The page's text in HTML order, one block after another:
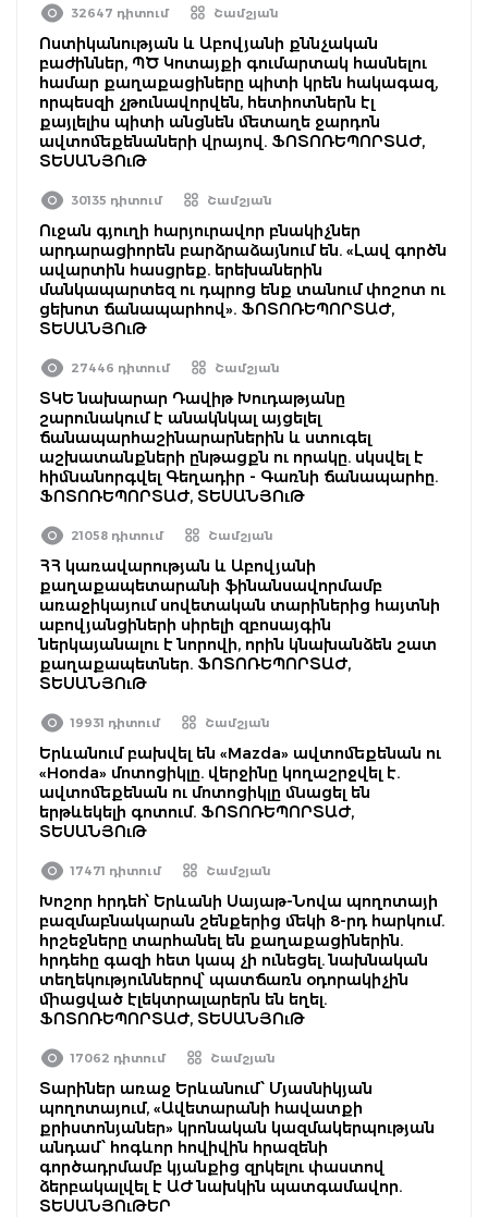
32647 դիտում Շամշյան
Ոստիկանության և Աբովյանի քննչական
բաժիններ, ՊԾ Կոտայքի գումարտակ հասնելու
համար քաղաքացիները պիտի կրեն հակագազ,
որպեսզի չթունավորվեն, հետիոտներն էլ
քայլելիս պիտի անցնեն մետաղե ջարդոն
ավտոմեքենաների վրայով. ՖՈՏՈՌԵՊՈՐՏԱԺ,
ՏԵՍԱՆՅՈւԹ
30135 դիտում Շամշյան
Ուջան գյուղի հարյուրավոր բնակիչներ
արդարացիորեն բարձրաձայնում են. «Լավ գործն
ավարտին հասցրեք. երեխաներին
մանկապարտեզ ու դպրոց ենք տանում փոշոտ ու
ցեխոտ ճանապարհով». ՖՈՏՈՌԵՊՈՐՏԱԺ,
ՏԵՍԱՆՅՈւԹ
27446 դիտում Շամշյան
ՏԿԵ նախարար Դավիթ Խուդաթյանը
շարունակում է անակնկալ այցելել
ճանապարհաշինարարներին և ստուգել
աշխատանքների ընթացքն ու որակը. սկսվել է
հիմնանորգվել Գեղադիր - Գառնի ճանապարհը.
ՖՈՏՈՌԵՊՈՐՏԱԺ, ՏԵՍԱՆՅՈւԹ
21058 դիտում Շամշյան
ՀՀ կառավարության և Աբովյանի
քաղաքապետարանի ֆինանսավորմամբ
առաջիկայում սովետական տարիներից հայտնի
աբովյանցիների սիրելի զբոսայգին
ներկայանալու է նորովի, որին կնախանձեն շատ
քաղաքապետներ. ՖՈՏՈՌԵՊՈՐՏԱԺ,
ՏԵՍԱՆՅՈւԹ
19931 դիտում Շամշյան
Երևանում բախվել են «Mazda» ավտոմեքենան ու
«Honda» մոտոցիկլը. վերջինը կողաշրջվել է.
ավտոմեքենան ու մոտոցիկլը մնացել են
երթևեկելի գոտում. ՖՈՏՈՌԵՊՈՐՏԱԺ,
ՏԵՍԱՆՅՈւԹ
17471 դիտում Շամշյան
Խոշոր հրդեհ՝ Երևանի Սայաթ-Նովա պողոտայի
բազմաբնակարան շենքերից մեկի 8-րդ հարկում.
հրշեջները տարհանել են քաղաքացիներին.
հրդեհը գազի հետ կապ չի ունեցել. նախնական
տեղեկություններով՝ պատճառն օդորակիչին
միացված էլեկտրալարերն են եղել.
ՖՈՏՈՌԵՊՈՐՏԱԺ, ՏԵՍԱՆՅՈւԹ
17062 դիտում Շամշյան
Տարիներ առաջ Երևանում՝ Մյասնիկյան
պողոտայում, «Ավետարանի հավատքի
քրիստոնյաներ» կրոնական կազմակերպության
անդամ՝ հոգևոր հովիվին հրազենի
գործադրմամբ կյանքից զրկելու փաստով
ձերբակալվել է ԱԺ նախկին պատգամավոր.
ՏԵՍԱՆՅՈւԹԵՐ